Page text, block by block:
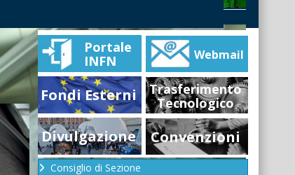
Portale
INFN
Webmail
Fondi Esterni
Trasferimento
Tecnologico
Divulgazione Convenzioni
Consiglio di Sezione